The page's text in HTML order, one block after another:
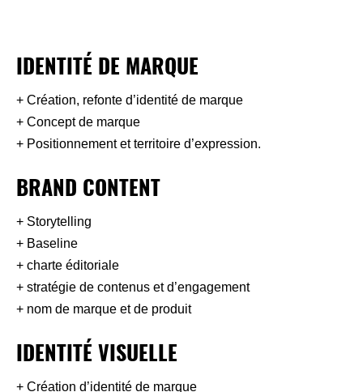
IDENTITÉ DE MARQUE​
+ Création, refonte d’identité de marque
+ Concept de marque
+ Positionnement et territoire d’expression.
BRAND CONTENT
+ Storytelling
+ Baseline
+ charte éditoriale
+ stratégie de contenus et d’engagement
+ nom de marque et de produit
IDENTITÉ VISUELLE
+ Création d’identité de marque